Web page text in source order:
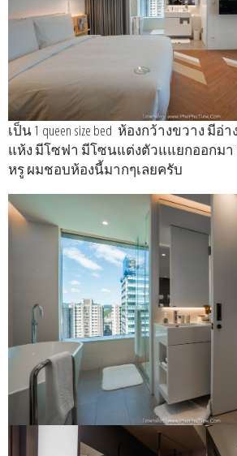
เป็น 1 queen size bed ห้องกว้างขวาง
แห้ง มีโซฟา มีโซนแต่งตัวแแยกออกมา
หรู ผมชอบห้องนี้มากๆเลยครับ